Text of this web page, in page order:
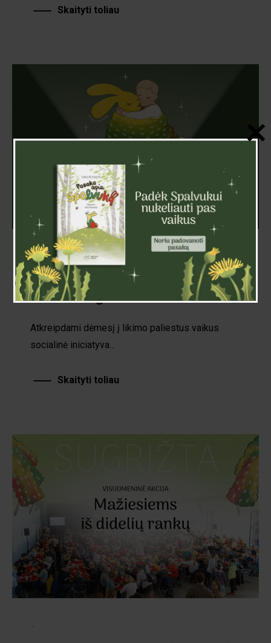
Skaityti toliau
Numegzkime Lietuvos
vaikams migdukus
Atkreipdami dėmesį į likimo paliestus vaikus
socialinė iniciatyva...
Skaityti toliau
·